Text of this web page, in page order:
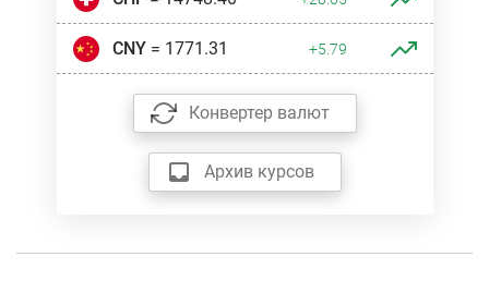
CNY= 1771.31 +5.79
Конвертер валют
Архив курсов